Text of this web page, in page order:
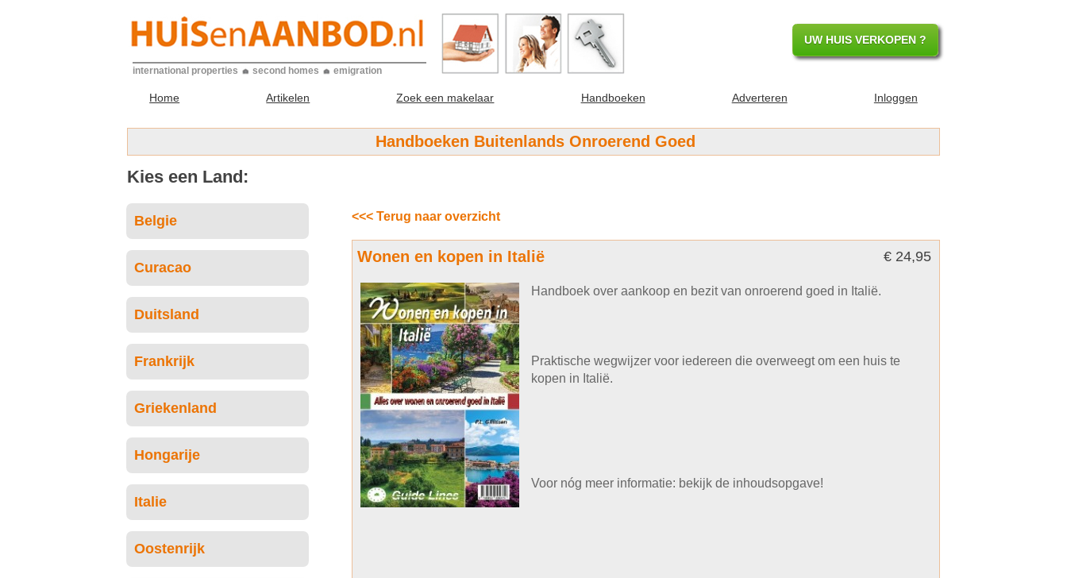
international properties second homes emigration
UW HUIS VERKOPEN ?
Home Artikelen Zoek een makelaar Handboeken Adverteren Inloggen
Handboeken Buitenlands Onroerend Goed
Kies een Land:
Belgie
Curacao
Duitsland
Frankrijk
Griekenland
Hongarije
Italie
Oostenrijk
<<< Terug naar overzicht
€ 24,95
Wonen en kopen in Italië
Handboek over aankoop en bezit van onroerend goed in Italië.
Praktische wegwijzer voor iedereen die overweegt om een huis te
kopen in Italië.
Voor nóg meer informatie: bekijk de inhoudsopgave!